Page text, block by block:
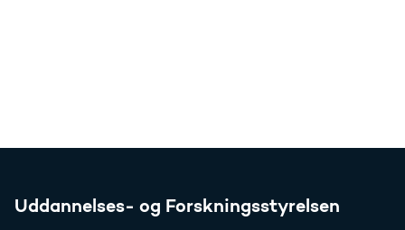
Uddannelses- og Forskningsstyrelsen